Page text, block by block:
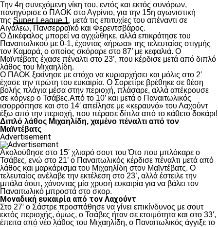
Την 4η συνεχόμενη νίκη του, εντός και εκτός συνόρων,
πανηγύρισε ο ΠΑΟΚ στο Αγρίνιο, για την 15η αγωνιστική
της Super League 1, μετά τις επιτυχίες του απέναντι σε
Αιγάλεω, Πανσερραϊκό και Φερεντσβάρος.
Ο Δικέφαλος μπορεί να αγχώθηκε, αλλά επικράτησε του
Παναιτωλικού με 0-1, έχοντας «ήρωα» της τελευταίας στιγμής
τον Καμαρά, ο οποίος σκόραρε στο 87’ με κεφαλιά. Ο
Μαϊντέβατς έχασε πέναλτι στο 23’, που κέρδισε μετά από διπλό
λάθος του Μιχαηλίδη.
Ο ΠΑΟΚ ξεκίνησε με στόχο να κυριαρχήσει και μόλις στο 2′
έχασε την πρώτη του ευκαιρία. Ο Σορετίρε βρέθηκε σε θέση
βολής πλάγια μέσα στην περιοχή, πλάσαρε, αλλά απέκρουσε
σε κόρνερ ο Τσάβες.Από το 10’ και μετά ο Παναιτωλικός
ισορρόπησε και στο 14′ απείλησε με «κεραυνό» του Λαχούντ
έξω από την περιοχή, που πέρασε δίπλα από το κάθετο δοκάρι!
Διπλό λάθος Μιχαηλίδη, χαμένο πέναλτι από τον
Μαϊντέβατς
Advertisement
Ακολούθησε στο 15′ χλιαρό σουτ του Ότο που μπλόκαρε ο
Τσάβες, ενώ στο 21’ ο Παναιτωλικός κέρδισε πέναλτι μετά από
λάθος και μαρκάρισμα του Μιχαηλίδη στον Μαϊντέβατς. Ο
τελευταίος ανέλαβε την εκτέλεση στο 23’, αλλά έστειλε την
μπάλα άουτ, χάνοντας μία χρυσή ευκαιρία για να βάλει τον
Παναιτωλικό μπροστά στο σκορ.
Μοναδική ευκαιρία από τον Λαχούντ
Στο 27′ ο Σάστρε προσπάθησε να γίνει επικίνδυνος με σουτ
εκτός περιοχής, όμως, ο Τσάβες ήταν σε ετοιμότητα και στο 33′,
έπειτα από νέο λάθος του Μιχαηλίδη, ο Παναιτωλικός άγγιξε το